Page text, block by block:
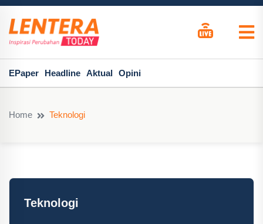
EPaper Headline Aktual Opini
Home Teknologi
Teknologi